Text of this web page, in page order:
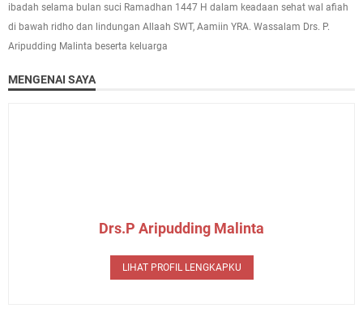
ibadah selama bulan suci Ramadhan 1447 H dalam keadaan sehat wal afiah
di bawah ridho dan lindungan Allaah SWT, Aamiin YRA. Wassalam Drs. P.
Aripudding Malinta beserta keluarga
MENGENAI SAYA
Drs.P Aripudding Malinta
LIHAT PROFIL LENGKAPKU